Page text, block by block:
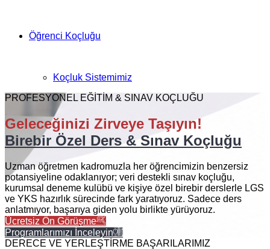
Öğrenci Koçluğu
Koçluk Sistemimiz
PROFESYONEL EĞİTİM & SINAV KOÇLUĞU
Geleceğinizi Zirveye Taşıyın!
Birebir Özel Ders & Sınav Koçluğu
Uzman öğretmen kadromuzla her öğrencimizin benzersiz
potansiyeline odaklanıyor; veri destekli sınav koçluğu,
kurumsal deneme kulübü ve kişiye özel birebir derslerle LGS
ve YKS hazırlık sürecinde fark yaratıyoruz. Sadece ders
anlatmıyor, başarıya giden yolu birlikte yürüyoruz.
Ücretsiz Ön Görüşme
Programlarımızı İnceleyin
DERECE VE YERLEŞTİRME BAŞARILARIMIZ